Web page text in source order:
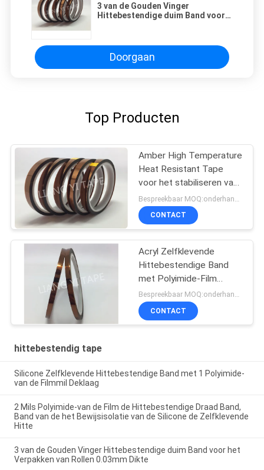
3 van de Gouden Vinger
Hittebestendige duim Band voor
Doorgaan
Top Producten
Amber High Temperature
Heat Resistant Tape
voor het stabiliseren van
opto-elektronische
componenten
CONTACT
Acryl Zelfklevende
Hittebestendige Band
met Polyimide-Film
0.025mm Dikte
Bespreekbaar MOQ:onderhandelingen
CONTACT
hittebestendig tape
Silicone Zelfklevende Hittebestendige Band met 1 Polyimide-
van de Filmmil Deklaag
2 Mils Polyimide-van de Film de Hittebestendige Draad Band,
Band van de het Bewijsisolatie van de Silicone de Zelfklevende
Hitte
3 van de Gouden Vinger Hittebestendige duim Band voor het
Verpakken van Rollen 0.03mm Dikte